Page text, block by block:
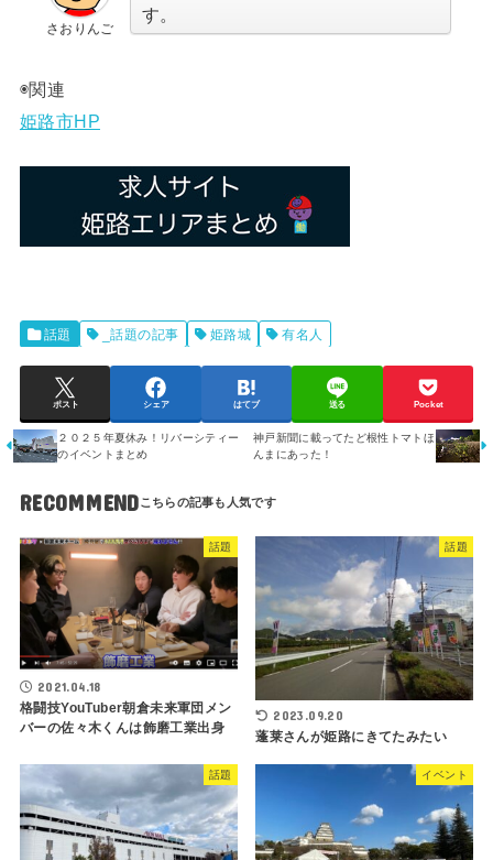
さおりんご
す。
◉関連
姫路市HP
話題 _話題の記事 姫路城 有名人
ポスト シェア はてブ 送る Pocket
２０２５年夏休み！リバーシティー
のイベントまとめ
神戸新聞に載ってたど根性トマトほ
んまにあった！
RECOMMEND
話題
2021.04.18
格闘技YouTuber朝倉未来軍団メン
バーの佐々木くんは飾磨工業出身
話題
2023.09.20
蓬莱さんが姫路にきてたみたい
話題 イベント